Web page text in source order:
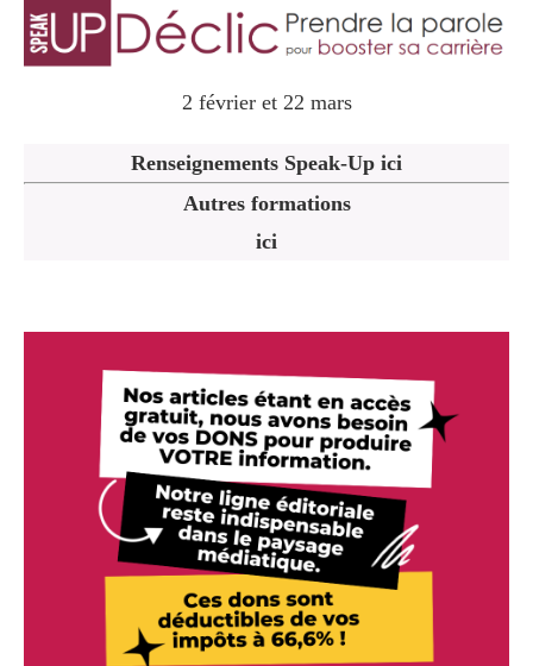
2 février et 22 mars
Renseignements Speak-Up ici
Autres formations
ici